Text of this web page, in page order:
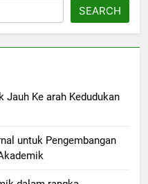
SEARCH
Jauh Ke arah Kedudukan
untuk Pengembangan